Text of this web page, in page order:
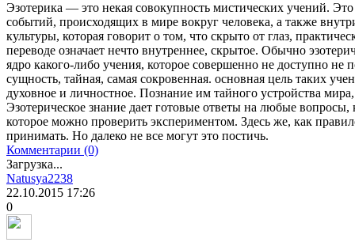
Эзотерика — это некая совокупность мистических учений.
событий, происходящих в мире вокруг человека, а также
культуры, которая говорит о том, что скрыто от глаз,
переводе означает нечто внутреннее, скрытое. Обычно
ядро какого-либо учения, которое совершенно не доступно не
сущность, тайная, самая сокровенная. основная цель таких
духовное и личностное. Познание им тайного устройства
Эзотерическое знание дает готовые ответы на любые вопросы,
которое можно проверить экспериментом. Здесь же, как
принимать. Но далеко не все могут это постичь.
Комментарии (0)
Загрузка...
Natusya2238
22.10.2015 17:26
0